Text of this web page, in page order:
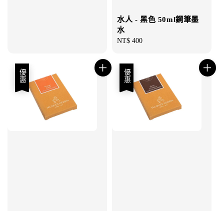
水人 - 黑色 50ml鋼筆墨
水
Regular
NT$ 400
優惠 優惠